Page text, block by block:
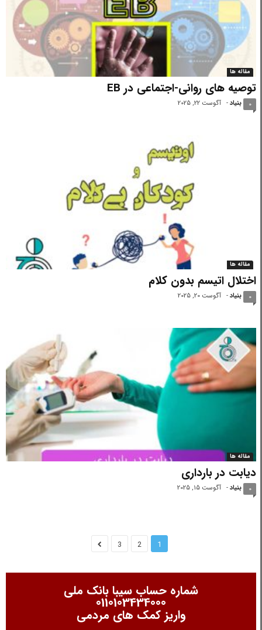
مقاله ها
توصیه های روانی-اجتماعی در EB
بنیاد - آگوست 22, 2025 0
مقاله ها
اختلال اتیسم بدون کلام
بنیاد - آگوست 20, 2025 0
مقاله ها
دیابت در بارداری
بنیاد - آگوست 15, 2025 0
1
2
3
شماره حساب سیبا بانک ملی
0110103434000
واریز کمک های مردمی